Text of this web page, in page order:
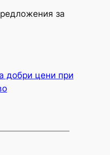
за
добри цени при